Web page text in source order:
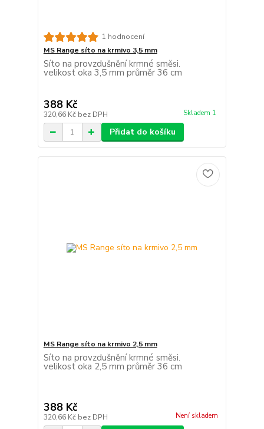
1 hodnocení
MS Range síto na krmivo 3,5 mm
Síto na provzdušnění krmné směsi.
velikost oka 3,5 mm průměr 36 cm
388 Kč
320,66 Kč bez DPH Skladem 1
Přidat do košíku
MS Range síto na krmivo 2,5 mm
Síto na provzdušnění krmné směsi.
velikost oka 2,5 mm průměr 36 cm
388 Kč
320,66 Kč bez DPH Není skladem